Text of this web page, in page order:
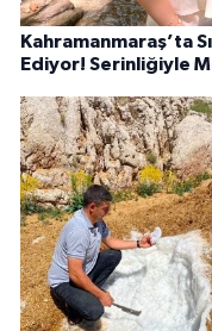
Kahramanmaraş’ta
Ediyor! Serinliğiyle